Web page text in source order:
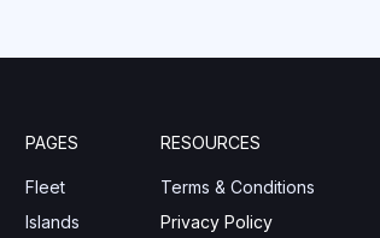
PAGES
Fleet
Islands
RESOURCES
Terms & Conditions
Privacy Policy